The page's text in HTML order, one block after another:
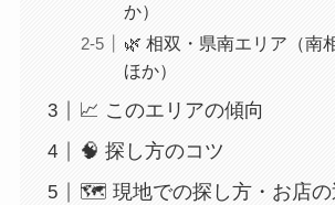
か）
🌿 相双・県南エリア（南
ほか）
📈 このエリアの傾向
🧠 探し方のコツ
🗺️ 現地での探し方・お店の